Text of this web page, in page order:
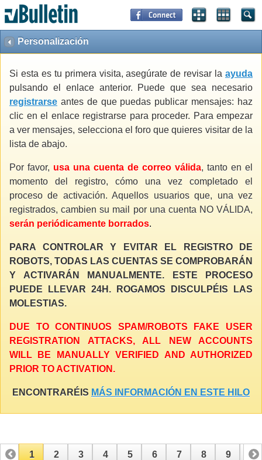
Personalización
Si esta es tu primera visita, asegúrate de revisar la ayuda
pulsando el enlace anterior. Puede que sea necesario
registrarse antes de que puedas publicar mensajes: haz
clic en el enlace registrarse para proceder. Para empezar
a ver mensajes, selecciona el foro que quieres visitar de la
lista de abajo.
Por favor, usa una cuenta de correo válida, tanto en el
momento del registro, cómo una vez completado el
proceso de activación. Aquellos usuarios que, una vez
registrados, cambien su mail por una cuenta NO VÁLIDA,
serán periódicamente borrados.
PARA CONTROLAR Y EVITAR EL REGISTRO DE
ROBOTS, TODAS LAS CUENTAS SE COMPROBARÁN
Y ACTIVARÁN MANUALMENTE. ESTE PROCESO
PUEDE LLEVAR 24H. ROGAMOS DISCULPÉIS LAS
MOLESTIAS.
DUE TO CONTINUOS SPAM/ROBOTS FAKE USER
REGISTRATION ATTACKS, ALL NEW ACCOUNTS
WILL BE MANUALLY VERIFIED AND AUTHORIZED
PRIOR TO ACTIVATION.
ENCONTRARÉIS MÁS INFORMACIÓN EN ESTE HILO
1 2 3 4 5 6 7 8 9 10